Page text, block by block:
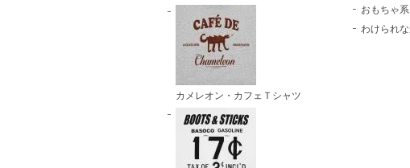
カメレオン・カフェＴシャツ
おもちゃ系
わけられ